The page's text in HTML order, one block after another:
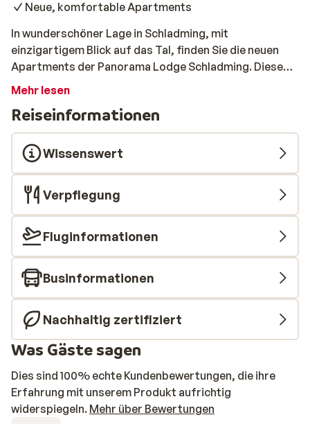
Neue, komfortable Apartments
In wunderschöner Lage in Schladming, mit
einzigartigem Blick auf das Tal, finden Sie die neuen
Apartments der Panorama Lodge Schladming. Diese
brandneuen Apartments sind Ski-in/Ski-out-geeignet,
die Skier steigen und auch zurück direkt bis vor die
Haustür abfahren können. Ideal! Die Apartments
verfügen alle über eine gut ausgestattete Küche mit
Panoramablick, Balkon bzw. Terrasse sowie zwei
Schlafzimmer und ein oder zwei Badezimmer. Das
Zentrum von Schladming, wo Sie Ihre täglichen
Einkäufe erledigen können, ist ca. einen Kilometer
entfernt. Das benachbarte Hotel Erzherzog Johann
bietet ein Restaurant und einen Spa-Bereich, in dem Sie
abends speisen und gegen Aufpreis
Schönheitsanwendungen buchen können.
Mehr lesen
Reiseinformationen
Wissenswert
Verpflegung
Fluginformationen
Businformationen
Nachhaltig zertifiziert
Was Gäste sagen
Dies sind 100% echte Kundenbewertungen, die ihre
Erfahrung mit unserem Produkt aufrichtig
widerspiegeln. Mehr über Bewertungen